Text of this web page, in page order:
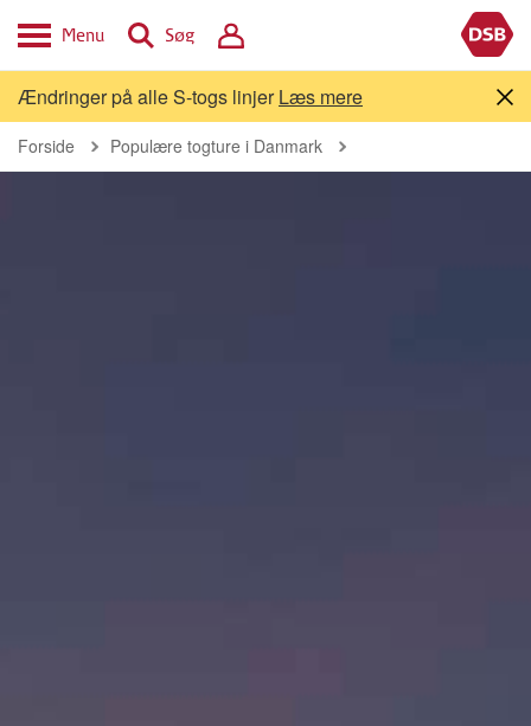
Menu Søg
Ændringer på alle S-togs linjerLæs mere
Forside Populære togture i Danmark